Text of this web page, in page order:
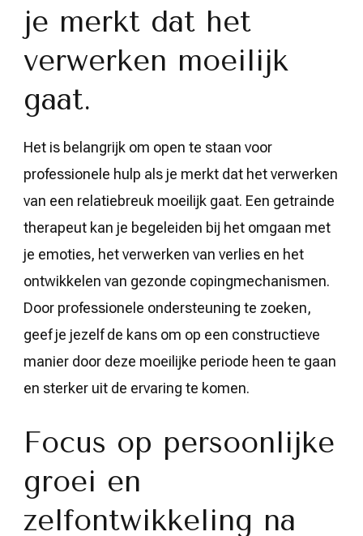
je merkt dat het
verwerken moeilijk
gaat.
Het is belangrijk om open te staan voor
professionele hulp als je merkt dat het verwerken
van een relatiebreuk moeilijk gaat. Een getrainde
therapeut kan je begeleiden bij het omgaan met
je emoties, het verwerken van verlies en het
ontwikkelen van gezonde copingmechanismen.
Door professionele ondersteuning te zoeken,
geef je jezelf de kans om op een constructieve
manier door deze moeilijke periode heen te gaan
en sterker uit de ervaring te komen.
Focus op persoonlijke
groei en
zelfontwikkeling na